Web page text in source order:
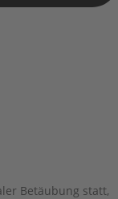
Betäubung statt,